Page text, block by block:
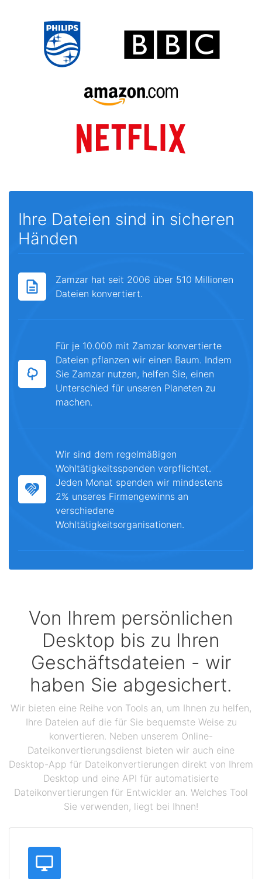
Ihre Dateien sind in sicheren
Händen
Zamzar hat seit 2006 über 510 Millionen
Dateien konvertiert.
Für je 10.000 mit Zamzar konvertierte
Dateien pflanzen wir einen Baum. Indem
Sie Zamzar nutzen, helfen Sie, einen
Unterschied für unseren Planeten zu
machen.
Wir sind dem regelmäßigen
Wohltätigkeitsspenden verpflichtet.
Jeden Monat spenden wir mindestens
2% unseres Firmengewinns an
verschiedene
Wohltätigkeitsorganisationen.
Von Ihrem persönlichen
Desktop bis zu Ihren
Geschäftsdateien - wir
haben Sie abgesichert.
Wir bieten eine Reihe von Tools an, um Ihnen zu helfen,
Ihre Dateien auf die für Sie bequemste Weise zu
konvertieren. Neben unserem Online-
Dateikonvertierungsdienst bieten wir auch eine
Desktop-App für Dateikonvertierungen direkt von Ihrem
Desktop und eine API für automatisierte
Dateikonvertierungen für Entwickler an. Welches Tool
Sie verwenden, liegt bei Ihnen!